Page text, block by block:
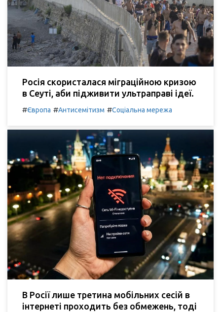
Росія скористалася міграційною кризою
в Сеуті, аби підживити ультраправі ідеї.
#Європа #Антисемітизм #Соціальна мережа
В Росії лише третина мобільних сесій в
інтернеті проходить без обмежень, тоді